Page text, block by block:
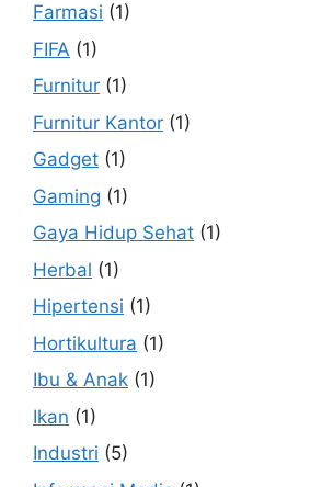
Farmasi (1)
FIFA (1)
Furnitur (1)
Furnitur Kantor (1)
Gadget (1)
Gaming (1)
Gaya Hidup Sehat (1)
Herbal (1)
Hipertensi (1)
Hortikultura (1)
Ibu & Anak (1)
Ikan (1)
Industri (5)